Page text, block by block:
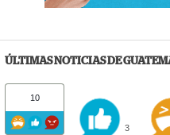
ÚLTIMAS NOTICIAS DE
10
3